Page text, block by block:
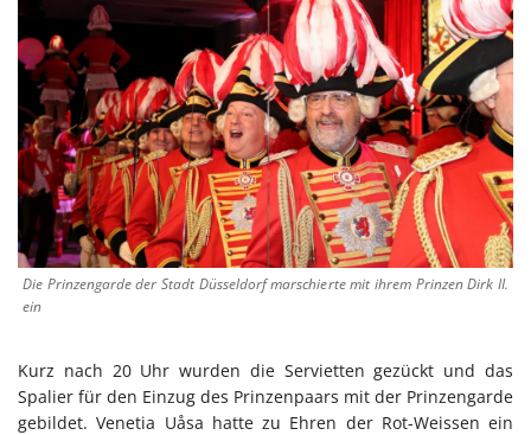
Die Prinzengarde der Stadt Düsseldorf marschierte mit ihrem Prinzen Dirk II.
ein
Kurz nach 20 Uhr wurden die Servietten gezückt und das
Spalier für den Einzug des Prinzenpaars mit der Prinzengarde
gebildet. Venetia Uåsa hatte zu Ehren der Rot-Weissen ein